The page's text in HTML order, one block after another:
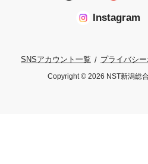
Instagram
SNSアカウント一覧 プライバシ
Copyright © 2026 NST新潟総